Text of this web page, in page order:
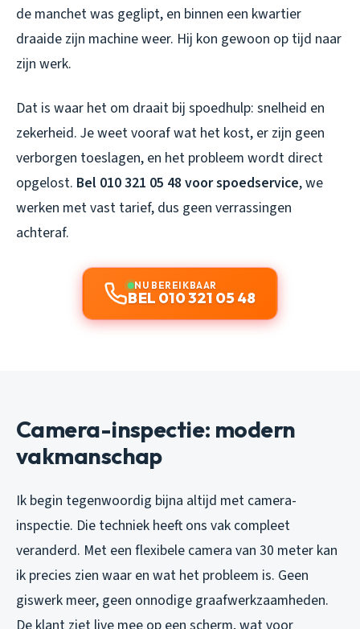
de manchet was geglipt, en binnen een kwartier
draaide zijn machine weer. Hij kon gewoon op tijd naar
zijn werk.
Dat is waar het om draait bij spoedhulp: snelheid en
zekerheid. Je weet vooraf wat het kost, er zijn geen
verborgen toeslagen, en het probleem wordt direct
opgelost. Bel 010 321 05 48 voor spoedservice, we
werken met vast tarief, dus geen verrassingen
achteraf.
NU BEREIKBAAR
BEL 010 321 05 48
Camera-inspectie: modern
vakmanschap
Ik begin tegenwoordig bijna altijd met camera-
inspectie. Die techniek heeft ons vak compleet
veranderd. Met een flexibele camera van 30 meter kan
ik precies zien waar en wat het probleem is. Geen
giswerk meer, geen onnodige graafwerkzaamheden.